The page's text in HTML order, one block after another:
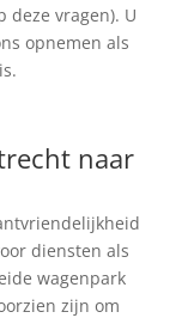
deze vragen). U
opnemen als
naar
diensten als
wagenpark
zijn om